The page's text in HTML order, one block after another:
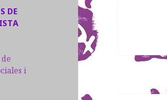
DE
i